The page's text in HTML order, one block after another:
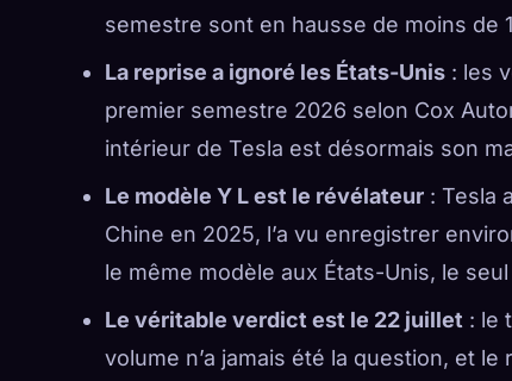
semestre sont en hausse de moins de
La reprise a ignoré les États-Unis : les
premier semestre 2026 selon Cox
intérieur de Tesla est désormais son
Le modèle Y L est le révélateur : Tesla
Chine en 2025, l’a vu enregistrer
le même modèle aux États-Unis, le
Le véritable verdict est le 22 juillet : le
volume n’a jamais été la question, et